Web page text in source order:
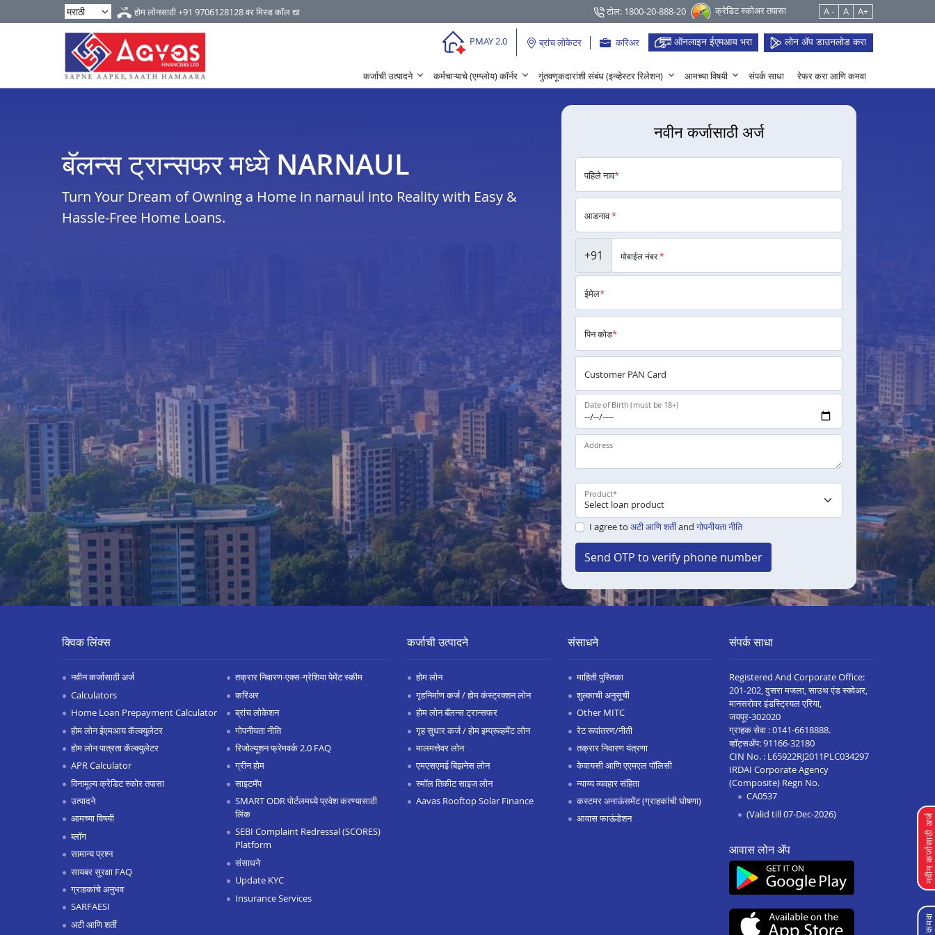
होम लोनसाठी+91 9706128128वर मिस्ड कॉल द्या टोल: 1800-20-888-20 क्रेडिट स्कोअर तपासा A - A A+
PMAY 2.0 ब्रांच लोकेटर करिअर ऑनलाइन ईएमआय भरा लोन ॲप डाउनलोड करा
कर्जाची उत्पादने कर्मचाऱ्याचे (एम्प्लोय) कॉर्नर गुंतवणूकदारांशी संबंध (इन्व्हेस्टर रिलेशन) आमच्या विषयी संपर्क साधा रेफर करा आणि कमवा
बॅलन्स ट्रान्सफर मध्ये NARNAUL
Turn Your Dream of Owning a Home in narnaul into Reality with Easy &
Hassle-Free Home Loans.
नवीन कर्जासाठी अर्ज
पहिले नाव*
आडनाव*
+91 मोबाईल नंबर*
ईमेल*
पिन कोड*
Customer PAN Card
Date of Birth (must be 18+)
Address
Product*
I agree to अटी आणि शर्तीand गोपनीयता नीति
Send OTP to verify phone number
नवीन कर्जासाठी अर्ज
क्विक लिंक्स
नवीन कर्जासाठी अर्ज
Calculators
Home Loan Prepayment Calculator
होम लोन ईएमआय कॅल्क्युलेटर
होम लोन पात्रता कॅल्क्युलेटर
APR Calculator
विनामूल्य क्रेडिट स्कोर तपासा
उत्पादने
आमच्या विषयी
ब्लॉग
सामान्य प्रश्न
सायबर सुरक्षा FAQ
ग्राहकांचे अनुभव
SARFAESI
अटी आणि शर्ती
तक्रार निवारण-एक्स-ग्रेशिया पेमेंट स्कीम
करिअर
ब्रांच लोकेशन
गोपनीयता नीति
रिजोल्यूशन फ्रेमवर्क 2.0 FAQ
ग्रीन होम
साइटमॅप
SMART ODR पोर्टलमध्ये प्रवेश करण्यासाठी
लिंक
SEBI Complaint Redressal (SCORES)
Platform
संसाधने
Update KYC
Insurance Services
कर्जाची उत्पादने
होम लोन
गृहनिर्माण कर्ज / होम कंस्ट्रक्शन लोन
होम लोन बॅलन्स ट्रान्सफर
गृह सुधार कर्ज / होम इम्प्रूव्हमेंट लोन
मालमत्तेवर लोन
एमएसएमई बिझनेस लोन
स्मॉल तिकीट साइज लोन
Aavas Rooftop Solar Finance
संसाधने
माहिती पुस्तिका
शुल्काची अनुसूची
Other MITC
रेट रूपांतरण/नीती
तक्रार निवारण यंत्रणा
केवायसी आणि एएमएल पॉलिसी
न्याय्य व्यवहार संहिता
कस्टमर अनाऊंसमेंट (ग्राहकांची घोषणा)
आवास फाऊंडेशन
संपर्क साधा
Registered And Corporate Office:
201-202, दुसरा मजला, साउथ एंड स्क्वेअर,
मानसरोवर इंडस्ट्रियल एरिया,
जयपूर-302020
ग्राहक सेवा :0141-6618888.
व्हॉट्सॲप:91166-32180
CIN No. : L65922RJ2011PLC034297
IRDAI Corporate Agency
(Composite) Regn No.
CA0537
(Valid till 07-Dec-2026)
आवास लोन ॲप